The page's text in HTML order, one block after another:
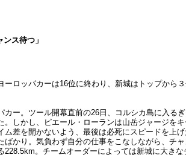
ス待つ」
ロッパカーは16位に終わり、新城はトップから
ー。ツール開幕直前の26日、コルシカ島に入
しかし、ピエール・ローランは山岳ジャージを
差を開かないよう、最後は必死にスピードを
かり。気負わず自分の仕事をこなしながら、チャ
。チームオーダーによっては新城に大きな